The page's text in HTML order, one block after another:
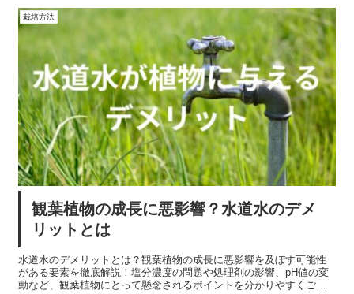
栽培方法
観葉植物の成長に悪影響？水道水のデメ
リットとは
水道水のデメリットとは？観葉植物の成長に悪影響を及ぼす可能性
がある要素を徹底解説！塩分濃度の問題や処理剤の影響、pH値の変
動など、観葉植物にとって懸念されるポイントを分かりやすくご紹